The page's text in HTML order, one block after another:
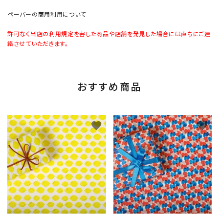
ペーパーの商用利用について
許可なく当店の利用規定を害した商品や店舗を発見した場合には直ちにご連
絡させていただきます。
おすすめ商品
favorite favorite